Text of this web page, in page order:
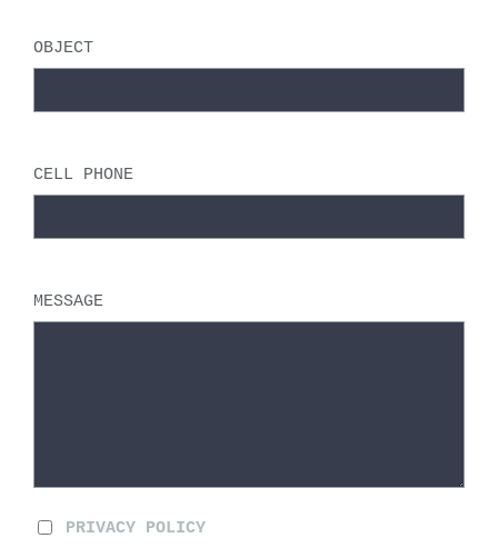
OBJECT
CELL PHONE
MESSAGE
PRIVACY POLICY